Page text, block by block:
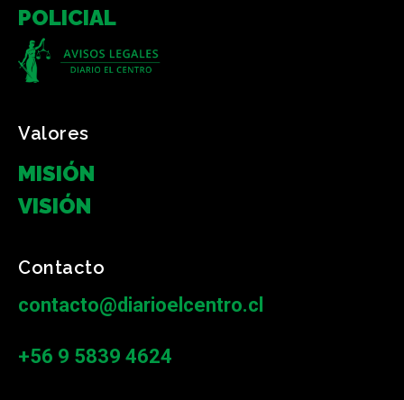
POLICIAL
Valores
MISIÓN
VISIÓN
Contacto
contacto@diarioelcentro.cl
+56 9 5839 4624